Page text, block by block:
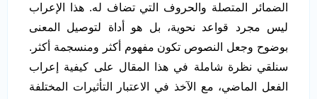
الضمائر المتصلة والحروف التي تضاف له. هذا الإعراب
ليس مجرد قواعد نحوية، بل هو أداة لتوصيل المعنى
بوضوح وجعل النصوص تكون مفهوم أكثر ومنسجمة أكثر.
سنلقي نظرة شاملة في هذا المقال على كيفية إعراب
الفعل الماضي، مع الآخذ في الاعتبار التأثيرات المختلفة